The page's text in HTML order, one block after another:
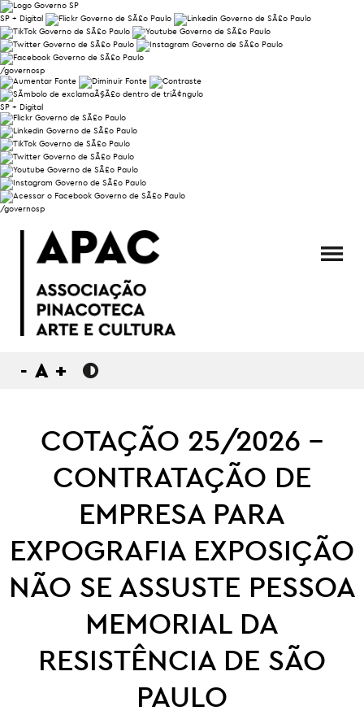
SP + Digital
/governosp
SP + Digital
/governosp
- A +
COTAÇÃO 25/2026 –
CONTRATAÇÃO DE
EMPRESA PARA
EXPOGRAFIA EXPOSIÇÃO
NÃO SE ASSUSTE PESSOA
MEMORIAL DA
RESISTÊNCIA DE SÃO
PAULO